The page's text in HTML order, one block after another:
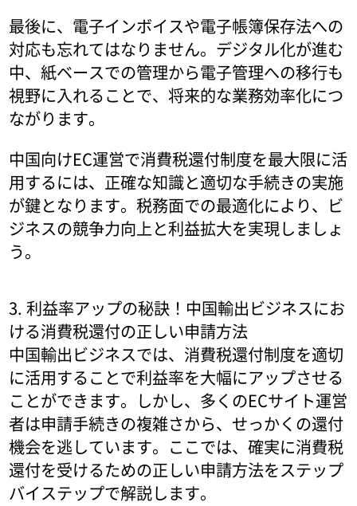
最後に、電子インボイスや電子帳簿保存法への
対応も忘れてはなりません。デジタル化が進む
中、紙ベースでの管理から電子管理への移行も
視野に入れることで、将来的な業務効率化につ
ながります。
中国向けEC運営で消費税還付制度を最大限に活
用するには、正確な知識と適切な手続きの実施
が鍵となります。税務面での最適化により、ビ
ジネスの競争力向上と利益拡大を実現しましょ
う。
3. 利益率アップの秘訣！中国輸出ビジネスにお
ける消費税還付の正しい申請方法
中国輸出ビジネスでは、消費税還付制度を適切
に活用することで利益率を大幅にアップさせる
ことができます。しかし、多くのECサイト運営
者は申請手続きの複雑さから、せっかくの還付
機会を逃しています。ここでは、確実に消費税
還付を受けるための正しい申請方法をステップ
バイステップで解説します。